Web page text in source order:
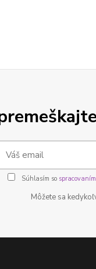
Súhlasím so
Môžete sa